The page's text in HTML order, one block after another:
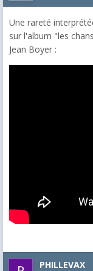
Une rareté
sur l'album "les
Jean Boyer :
PHILLEVAX